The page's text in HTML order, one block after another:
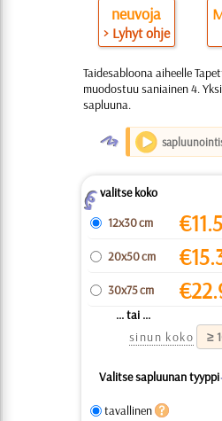
neuvoja
> Lyhyt ohje
Taidesabloona aiheelle
muodostuu saniainen 4.
sapluuna.
O
Zvalitse koko
12x30 cm
€
20x50 cm €
30x75 cm €
... tai ...
sinun koko
Valitse sapluunan tyyppi
tavallinen